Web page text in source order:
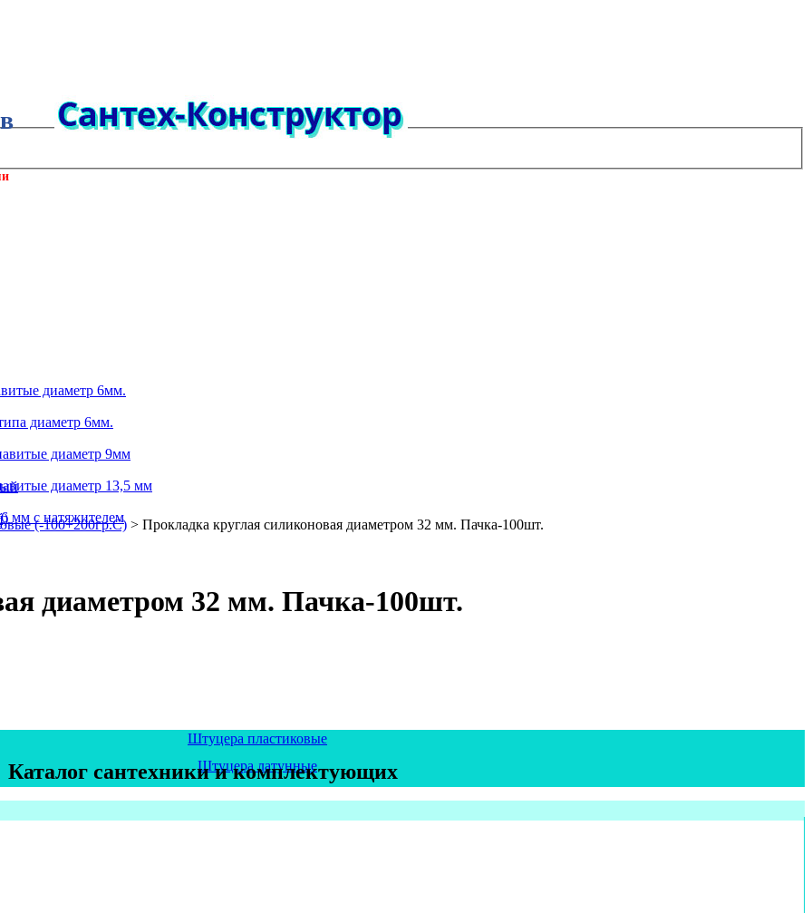
Штуцера пластиковые
Штуцера латунные
диаметр 6мм.
диаметр 6мм.
диаметр 9мм
диаметр 13,5 мм
мм с натяжителем
(-100+200гр.С) > Прокладка круглая силиконовая диаметром 32 мм. Пачка-100шт.
диаметром 32 мм. Пачка-100шт.
Каталог сантехники и комплектующих